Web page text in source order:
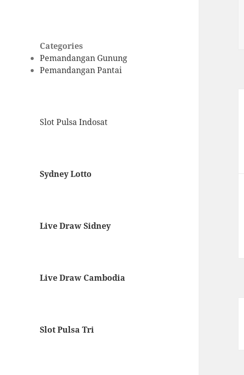
Categories
Pemandangan Gunung
Pemandangan Pantai
Slot Pulsa Indosat
Sydney Lotto
Live Draw Sidney
Live Draw Cambodia
Slot Pulsa Tri